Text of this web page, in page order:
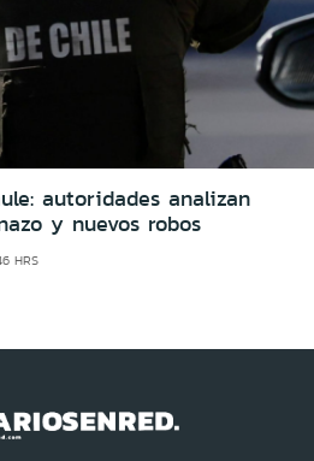
autoridades analizan
y nuevos robos
HRS